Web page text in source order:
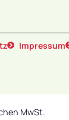
Impressum
MwSt.